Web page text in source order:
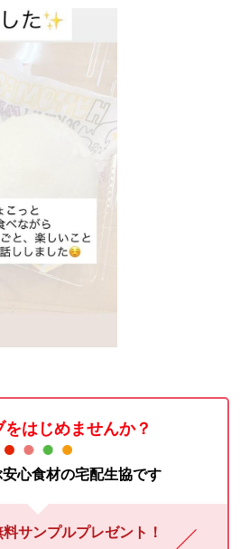
はじめませんか？
心食材の宅配生協です
サンプルプレゼント！